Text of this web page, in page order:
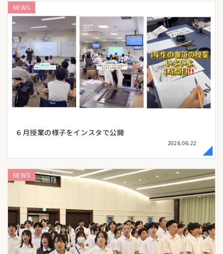
６月授業の様子をインスタで公開
2026.06.22
NEWS
NEWS